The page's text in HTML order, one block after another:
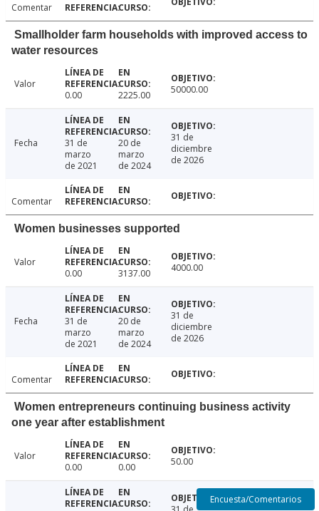
Comentar
Smallholder farm households with improved access to
water resources
Valor
0.00
2225.00 50000.00
Fecha
31 de
marzo
de 2021
20 de
marzo
de 2024
31 de
diciembre
de 2026
Comentar
Women businesses supported
Valor
0.00
3137.00 4000.00
Fecha
31 de
marzo
de 2021
20 de
marzo
de 2024
31 de
diciembre
de 2026
Comentar
Women entrepreneurs continuing business activity
one year after establishment
Valor
0.00
0.00 50.00
Encuesta/Comentarios